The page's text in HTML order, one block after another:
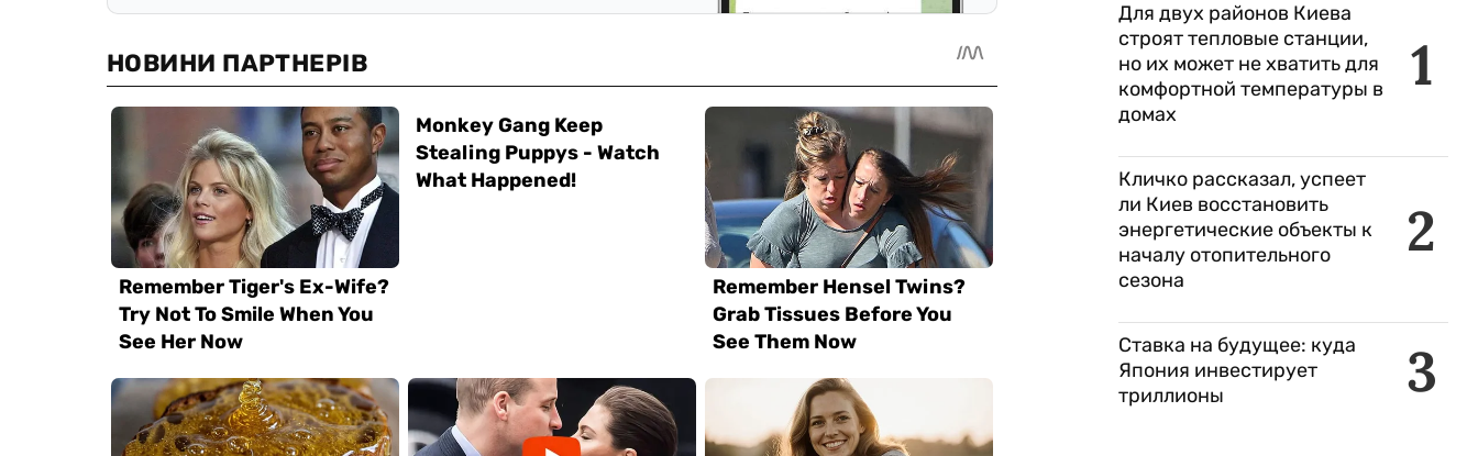
1
Для двух районов Киева
строят тепловые станции,
но их может не хватить для
комфортной температуры в
домах
2
Кличко рассказал, успеет
ли Киев восстановить
энергетические объекты к
началу отопительного
сезона
3
Ставка на будущее: куда
Япония инвестирует
триллионы